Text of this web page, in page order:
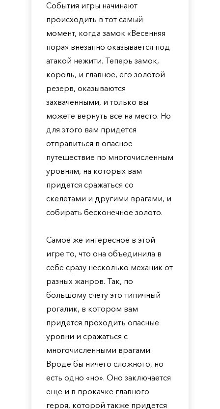
События игры начинают
происходить в тот самый
момент, когда замок «Весенняя
пора» внезапно оказывается под
атакой нежити. Теперь замок,
король, и главное, его золотой
резерв, оказываются
захваченными, и только вы
можете вернуть все на место. Но
для этого вам придется
отправиться в опасное
путешествие по многочисленным
уровням, на которых вам
придется сражаться со
скелетами и другими врагами, и
собирать бесконечное золото.
Самое же интересное в этой
игре то, что она объединила в
себе сразу несколько механик от
разных жанров. Так, по
большому счету это типичный
рогалик, в котором вам
придется проходить опасные
уровни и сражаться с
многочисленными врагами.
Вроде бы ничего сложного, но
есть одно «но». Оно заключается
еще и в прокачке главного
героя, которой также придется